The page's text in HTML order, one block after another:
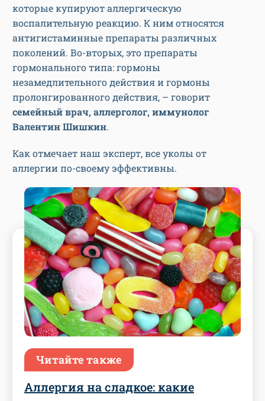
которые купируют аллергическую
воспалительную реакцию. К ним относятся
антигистаминные препараты различных
поколений. Во-вторых, это препараты
гормонального типа: гормоны
незамедлительного действия и гормоны
пролонгированного действия, – говорит
семейный врач, аллерголог, иммунолог
Валентин Шишкин.
Как отмечает наш эксперт, все уколы от
аллергии по-своему эффективны.
Читайте также
Аллергия на сладкое: какие